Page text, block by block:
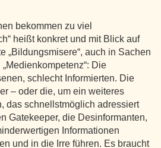
bekommen zu viel
heißt konkret und mit Blick auf
„Bildungsmisere“, auch in Sachen
Die
schlecht Informierten. Die
– oder die, um ein weiteres
das schnellstmöglich adressiert
Gatekeeper, die Desinformanten,
Informationen
und in die Irre führen. Es braucht